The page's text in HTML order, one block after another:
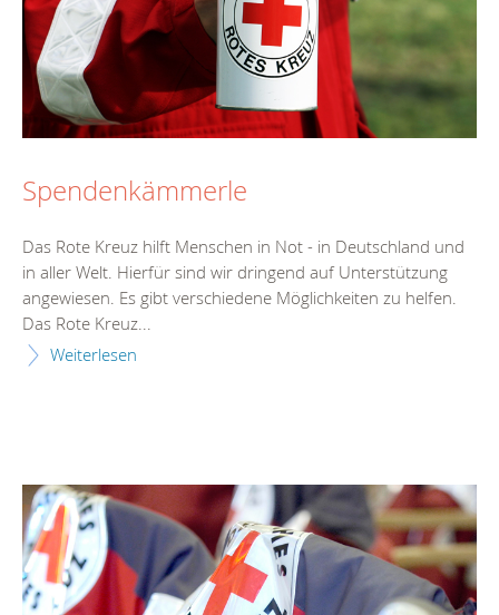
Spendenkämmerle
Das Rote Kreuz hilft Menschen in Not - in Deutschland und
in aller Welt. Hierfür sind wir dringend auf Unterstützung
angewiesen. Es gibt verschiedene Möglichkeiten zu helfen.
Das Rote Kreuz...
Weiterlesen